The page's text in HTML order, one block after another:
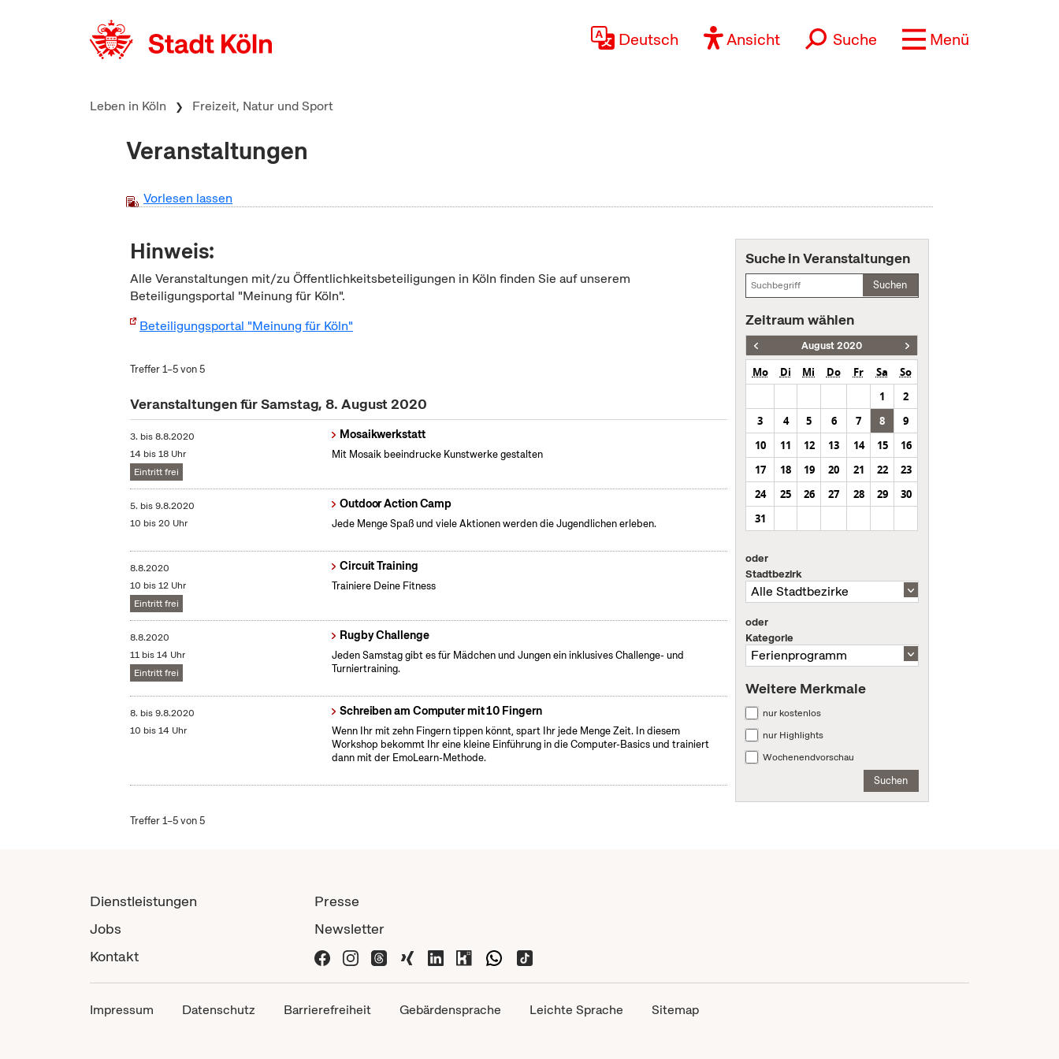
Deutsch Ansicht Suche Menü
Leben in Köln Freizeit, Natur und Sport
Veranstaltungen
Vorlesen lassen
Hinweis:
Alle Veranstaltungen mit/zu Öffentlichkeitsbeteiligungen in Köln finden Sie auf unserem
Beteiligungsportal "Meinung für Köln".
Beteiligungsportal "Meinung für Köln"
Treffer 1–5 von 5
Veranstaltungen für Samstag, 8. August 2020
3. bis8.8.2020
14 bis 18 Uhr
Eintritt frei
Mosaikwerkstatt
Mit Mosaik beeindrucke Kunstwerke gestalten
5. bis9.8.2020
10 bis 20 Uhr
Outdoor Action Camp
Jede Menge Spaß und viele Aktionen werden die Jugendlichen erleben.
8.8.2020
10 bis 12 Uhr
Eintritt frei
Circuit Training
Trainiere Deine Fitness
8.8.2020
11 bis 14 Uhr
Eintritt frei
Rugby Challenge
Jeden Samstag gibt es für Mädchen und Jungen ein inklusives Challenge- und
Turniertraining.
8. bis9.8.2020
10 bis 14 Uhr
Schreiben am Computer mit 10 Fingern
Wenn Ihr mit zehn Fingern tippen könnt, spart Ihr jede Menge Zeit. In diesem
Workshop bekommt Ihr eine kleine Einführung in die Computer-Basics und trainiert
dann mit der EmoLearn-Methode.
Treffer 1–5 von 5
Suche in Veranstaltungen
Suchen
Zeitraum wählen
August 2020
Mo Di Mi Do Fr Sa
So
1
2
3
4 5 6 7 8
9
10
11 12 13 14 15
16
17
18 19 20 21 22
23
24
25 26 27 28 29
30
31
oder
Stadtbezirk
oder
Kategorie
Weitere Merkmale
nur kostenlos
nur Highlights
Wochenendvorschau
Suchen
Dienstleistungen
Jobs
Kontakt
Presse
Newsletter
Impressum Datenschutz Barrierefreiheit Gebärdensprache Leichte Sprache Sitemap